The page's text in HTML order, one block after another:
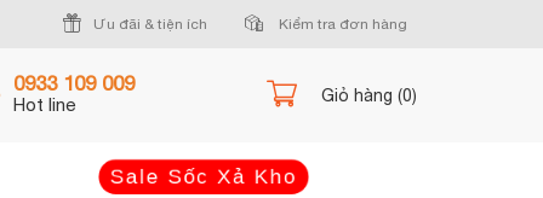
Ưu đãi & tiện ích Kiểm tra đơn hàng
0933 109 009
Hot line Giỏ hàng (0)
Sale Sốc Xả Kho